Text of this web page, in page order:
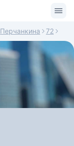
Перчанкина 72